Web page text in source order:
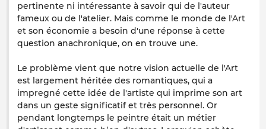
pertinente ni intéressante à savoir qui de l'auteur
fameux ou de l'atelier. Mais comme le monde de l'Art
et son économie a besoin d'une réponse à cette
question anachronique, on en trouve une.
Le problème vient que notre vision actuelle de l'Art
est largement héritée des romantiques, qui a
impregné cette idée de l'artiste qui imprime son art
dans un geste significatif et très personnel. Or
pendant longtemps le peintre était un métier